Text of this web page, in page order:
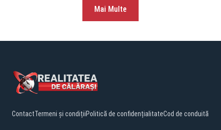
Mai Multe
ContactTermeni și condițiiPolitică de confidențialitateCod de conduită